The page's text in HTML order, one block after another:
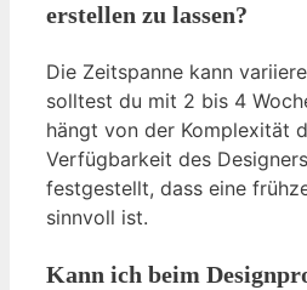
erstellen zu lassen?
Die Zeitspanne kann
solltest du mit 2 bis 4
hängt von der Komplexität
Verfügbarkeit des
festgestellt, dass eine
sinnvoll ist.
Kann ich beim